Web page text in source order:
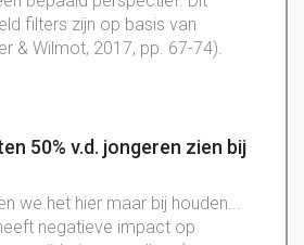
filters zijn op basis van
& Wilmot, 2017, pp. 67-74).
50% v.d. jongeren zien bij
we het hier maar bij houden...
negatieve impact op